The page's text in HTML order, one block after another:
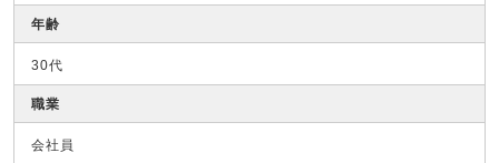
年齢
30代
職業
会社員